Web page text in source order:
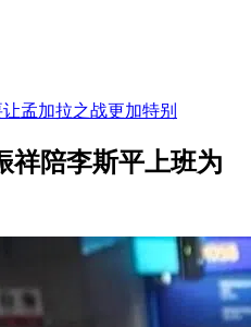
孟加拉之战更加特别
祥陪李斯平上班为